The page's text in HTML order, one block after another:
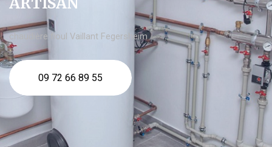
chaudière fioul Vaillant Fegersheim
09 72 66 89 55